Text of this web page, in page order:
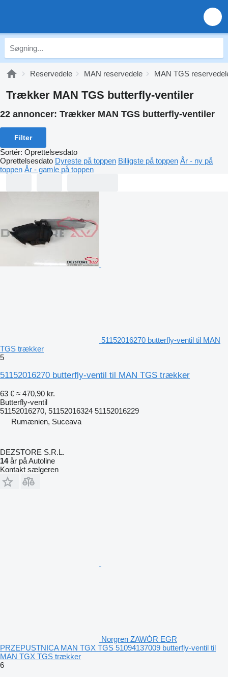
Reservedele MAN reservedele MAN TGS
Trækker MAN TGS butterfly-ventiler
22 annoncer: Trækker MAN TGS butterfly-ventiler
Filter
Sortér: Oprettelsesdato
Oprettelsesdato Dyreste på toppen Billigste på toppen År - ny på
toppen År - gamle på toppen
51152016270 butterfly-ventil til MAN
TGS trækker
5
51152016270 butterfly-ventil til MAN TGS trækker
63 € ≈ 470,90 kr.
Butterfly-ventil
51152016270, 51152016324 51152016229
Rumænien, Suceava
DEZSTORE S.R.L.
14år på Autoline
Kontakt sælgeren
Norgren ZAWÓR EGR
PRZEPUSTNICA MAN TGX TGS 51094137009 butterfly-ventil til
MAN TGX TGS trækker
6